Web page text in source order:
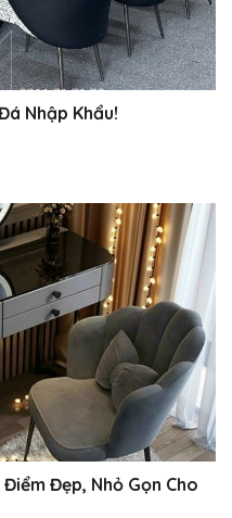
Nhập Khẩu!
Đẹp, Nhỏ Gọn Cho